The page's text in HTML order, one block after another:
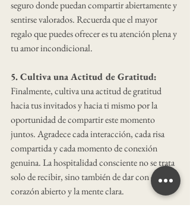
seguro donde puedan compartir abiertamente y
sentirse valorados. Recuerda que el mayor
regalo que puedes ofrecer es tu atención plena y
tu amor incondicional.
5. Cultiva una Actitud de Gratitud:
Finalmente, cultiva una actitud de gratitud
hacia tus invitados y hacia ti mismo por la
oportunidad de compartir este momento
juntos. Agradece cada interacción, cada risa
compartida y cada momento de conexión
genuina. La hospitalidad consciente no se trata
solo de recibir, sino también de dar con el
corazón abierto y la mente clara.